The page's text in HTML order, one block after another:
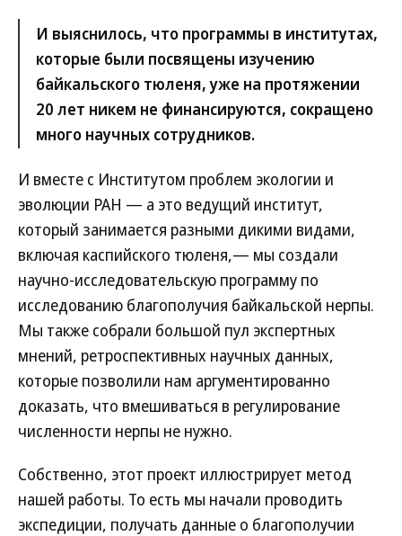
И выяснилось, что программы в институтах,
которые были посвящены изучению
байкальского тюленя, уже на протяжении
20 лет никем не финансируются, сокращено
много научных сотрудников.
И вместе с Институтом проблем экологии и
эволюции РАН — а это ведущий институт,
который занимается разными дикими видами,
включая каспийского тюленя,— мы создали
научно-исследовательскую программу по
исследованию благополучия байкальской нерпы.
Мы также собрали большой пул экспертных
мнений, ретроспективных научных данных,
которые позволили нам аргументированно
доказать, что вмешиваться в регулирование
численности нерпы не нужно.
Собственно, этот проект иллюстрирует метод
нашей работы. То есть мы начали проводить
экспедиции, получать данные о благополучии